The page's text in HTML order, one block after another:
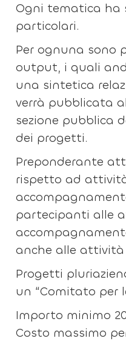
Ogni tematica ha
particolari.
Per ognuna sono
output, i quali
una sintetica
verrà pubblicata
sezione pubblica
dei progetti.
Preponderante
rispetto ad
partecipanti alle
anche alle
Progetti
un “Comitato per
Importo minimo
Costo massimo